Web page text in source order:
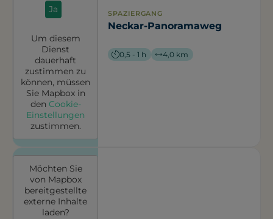
Ja
Um diesem
Dienst
dauerhaft
zustimmen zu
können, müssen
Sie Mapboxin
den Cookie-
Einstellungen
zustimmen.
SPAZIERGANG
Neckar-Panoramaweg
0,5 - 1 h 4,0 km
Möchten Sie
von Mapbox
bereitgestellte
externe Inhalte
laden?